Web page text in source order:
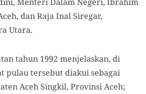
dan Raja Inal Siregar,
Utara.
tahun 1992 menjelaskan, di
pulau tersebut diakui sebagai
Aceh Singkil, Provinsi Aceh;